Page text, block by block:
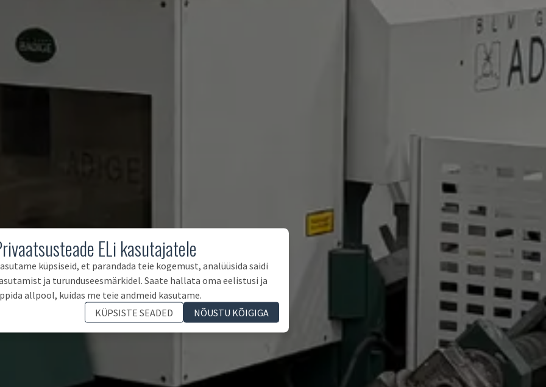
ELi kasutajatele
küpsiseid, et parandada teie kogemust, analüüsida saidi
ja turunduseesmärkidel. Saate hallata oma eelistusi ja
allpool, kuidas me teie andmeid kasutame.
KÜPSISTE SEADED
NÕUSTU KÕIGIGA